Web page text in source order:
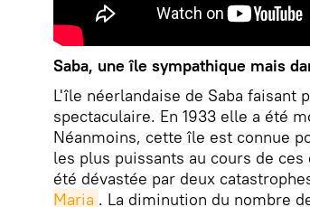
Saba, une île sympathique mais
L'île néerlandaise de Saba faisant
spectaculaire. En 1933 elle a été
Néanmoins, cette île est connue
les plus puissants au cours de ces
été dévastée par deux
Maria . La diminution du nombre